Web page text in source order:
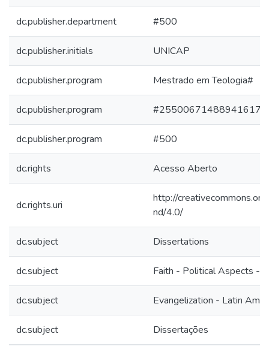
dc.publisher.department #500
dc.publisher.initials UNICAP
dc.publisher.program Mestrado em Teologia#
dc.publisher.program
dc.publisher.program #500
dc.rights Acesso Aberto
dc.rights.uri
http://
nd/4.0/
dc.subject Dissertations
dc.subject Faith - Political Aspects -
dc.subject Evangelization - Latin
dc.subject Dissertações